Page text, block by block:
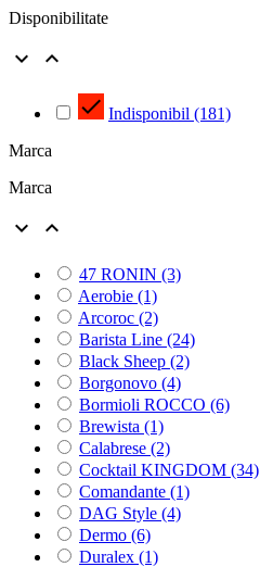
Disponibilitate


 Indisponibil (181)
Marca
Marca
 
47 RONIN (3)
Aerobie (1)
Arcoroc (2)
Barista Line (24)
Black Sheep (2)
Borgonovo (4)
Bormioli ROCCO (6)
Brewista (1)
Calabrese (2)
Cocktail KINGDOM (34)
Comandante (1)
DAG Style (4)
Dermo (6)
Duralex (1)